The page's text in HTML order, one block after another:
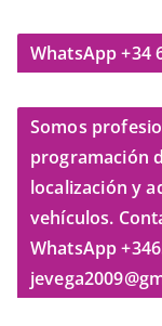
WhatsApp +34
Somos
programación
localización y
vehículos.
WhatsApp